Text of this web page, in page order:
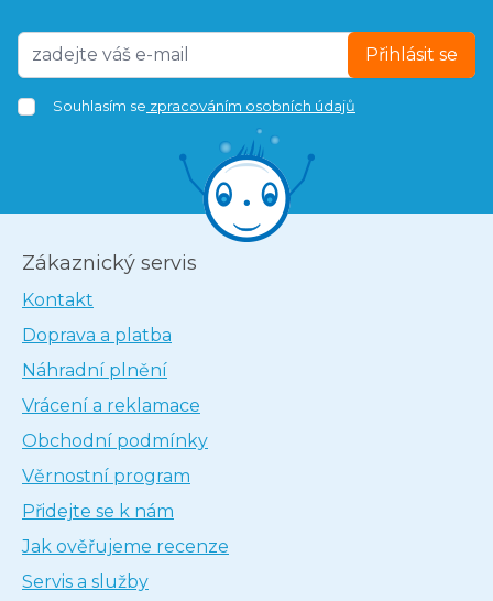
Přihlásit se
Souhlasím se zpracováním osobních údajů
Zákaznický servis
Kontakt
Doprava a platba
Náhradní plnění
Vrácení a reklamace
Obchodní podmínky
Věrnostní program
Přidejte se k nám
Jak ověřujeme recenze
Servis a služby